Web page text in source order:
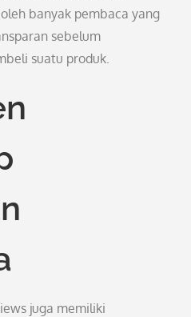
banyak pembaca yang
sebelum
suatu produk.
juga memiliki